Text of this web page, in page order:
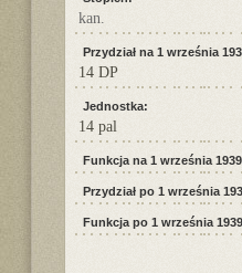
kan.
Przydział na 1 września
14 DP
Jednostka:
14 pal
Funkcja na 1 września
Przydział po 1 września
Funkcja po 1 września